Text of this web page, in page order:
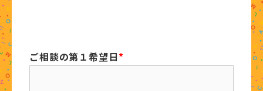
ご相談の第１希望日*